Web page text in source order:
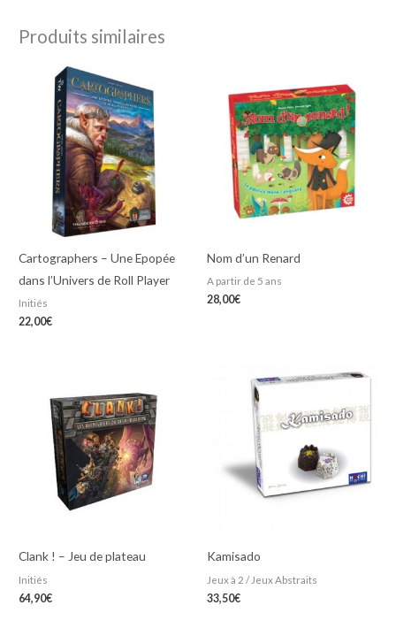
Produits similaires
Cartographers – Une Epopée
dans l’Univers de Roll Player
Initiés
22,00€
Nom d’un Renard
A partir de 5 ans
28,00€
Clank ! – Jeu de plateau
Initiés
64,90€
Kamisado
Jeux à 2 / Jeux Abstraits
33,50€